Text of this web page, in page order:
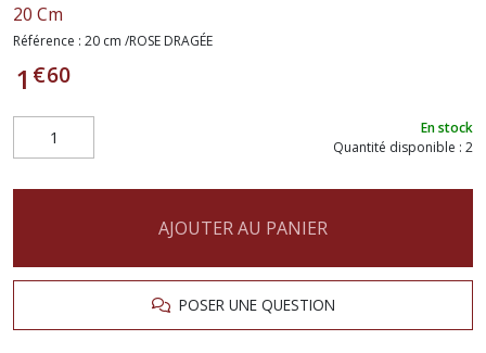
20 Cm
Référence : 20 cm /ROSE DRAGÉE
1 €60
En stock
Quantité disponible : 2
AJOUTER AU PANIER
POSER UNE QUESTION